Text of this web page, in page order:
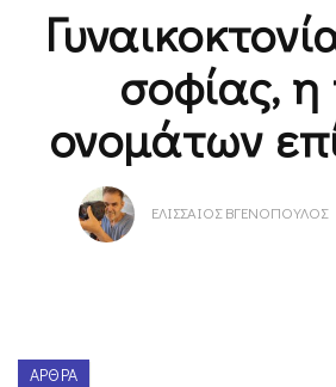
σοφίας,
ονομάτων
ΕΛΙΣΣΑΊΟΣ ΒΓΕΝΌΠΟΥΛΟΣ
ΆΡΘΡΑ